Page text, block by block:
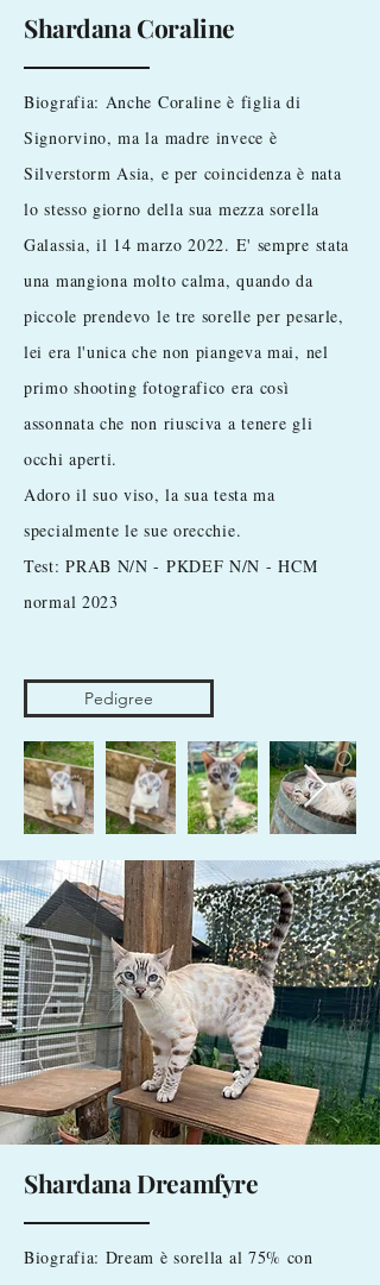
Shardana Coraline
Biografia: Anche Coraline è figlia di
Signorvino, ma la madre invece è
Silverstorm Asia, e per coincidenza è nata
lo stesso giorno della sua mezza sorella
Galassia, il 14 marzo 2022. E' sempre stata
una mangiona molto calma, quando da
piccole prendevo le tre sorelle per pesarle,
lei era l'unica che non piangeva mai, nel
primo shooting fotografico era così
assonnata che non riusciva a tenere gli
occhi aperti.
Adoro il suo viso, la sua testa ma
specialmente le sue orecchie.
Test: PRAB N/N - PKDEF N/N - HCM
normal 2023
Pedigree
Shardana Dreamfyre
Biografia: Dream è sorella al 75% con